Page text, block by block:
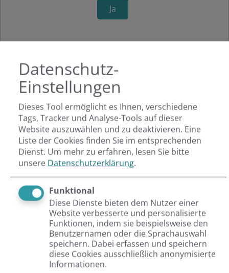
Ja
VonCaroline Kindervater
Als Marketing Managerin übernimmt sie bei
Netresearch Aufgaben in den Bereichen Grafik-
Design, Content-Marketing und Website-
Optimierung.
Artikel teilen:
Verwandte Themen
Datenschutz-
Einstellungen
Dieses Tool ermöglicht es Ihnen, verschiedene
Tags, Tracker und Analyse-Tools auf dieser
Website auszuwählen und zu deaktivieren. Eine
Liste der Cookies finden Sie im entsprechenden
Dienst. Um mehr zu erfahren, lesen Sie bitte
unsere Datenschutzerklärung.
Funktional
Diese Dienste bieten dem Nutzer einer
Website verbesserte und personalisierte
Funktionen, indem sie beispielsweise den
Benutzernamen oder die Sprachauswahl
speichern. Dabei erfassen und speichern
diese Cookies ausschließlich anonymisierte
Informationen.